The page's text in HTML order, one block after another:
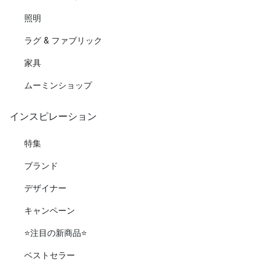
照明
ラグ & ファブリック
家具
ムーミンショップ
インスピレーション
特集
ブランド
デザイナー
キャンペーン
⭐️注目の新商品⭐️
ベストセラー